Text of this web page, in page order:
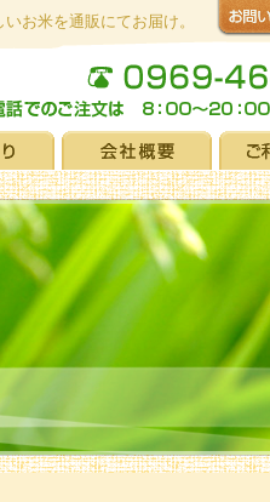
お米を通販にてお届け。